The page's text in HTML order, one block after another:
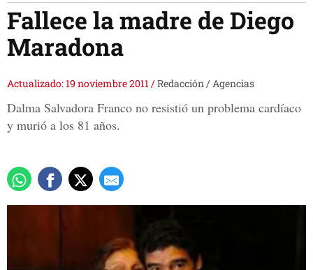
Fallece la madre de Diego
Maradona
Actualizado: 19 noviembre 2011/Redacción / Agencias
Dalma Salvadora Franco no resistió un problema cardíaco
y murió a los 81 años.